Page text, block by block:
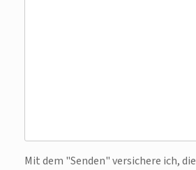
Bitte lasse dieses Feld leer.
Mit dem "Senden" versichere ich, die